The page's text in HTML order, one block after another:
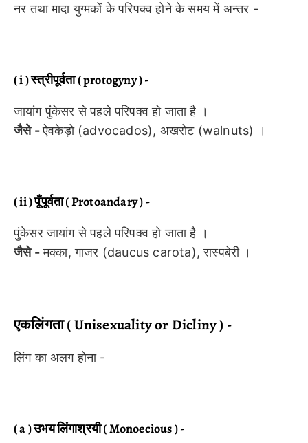
नर तथा मादा युग्मकों के परिपक्व होने के समय में अन्तर -
( i ) स्त्रीपूर्वता ( protogyny ) -
जायांग पुंकेसर से पहले परिपक्व हो जाता है ।
जैसे -ऐवकेड़ो (advocados), अखरोट (walnuts) ।
( ii ) पूँपूर्वता ( Protoandary ) -
पुंकेसर जायांग से पहले परिपक्व हो जाता है ।
जैसे -मक्का, गाजर (daucus carota), रास्पबेरी ।
एकलिंगता ( Unisexuality or Dicliny ) -
लिंग का अलग होना -
( a ) उभय लिंगाश्रयी ( Monoecious ) -